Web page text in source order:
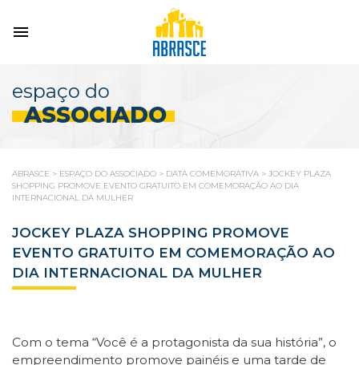
espaço do
ASSOCIADO
ABRASCE > ESPAÇO DO ASSOCIADO > DATA COMEMORATIVA > JOCKEY PLAZA
SHOPPING PROMOVE EVENTO GRATUITO EM COMEMORAÇÃO AO DIA
INTERNACIONAL DA MULHER
JOCKEY PLAZA SHOPPING PROMOVE
EVENTO GRATUITO EM COMEMORAÇÃO AO
DIA INTERNACIONAL DA MULHER
Com o tema “Você é a protagonista da sua história”, o
empreendimento promove painéis e uma tarde de